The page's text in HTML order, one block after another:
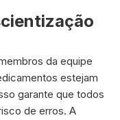
da equipe
estejam
garante que todos
de erros. A